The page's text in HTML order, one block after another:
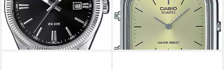
-17%
lieferbar - in 1-2 Werktagen bei dir
+7
-15%
lieferbar - in 1-2 Werktagen bei dir